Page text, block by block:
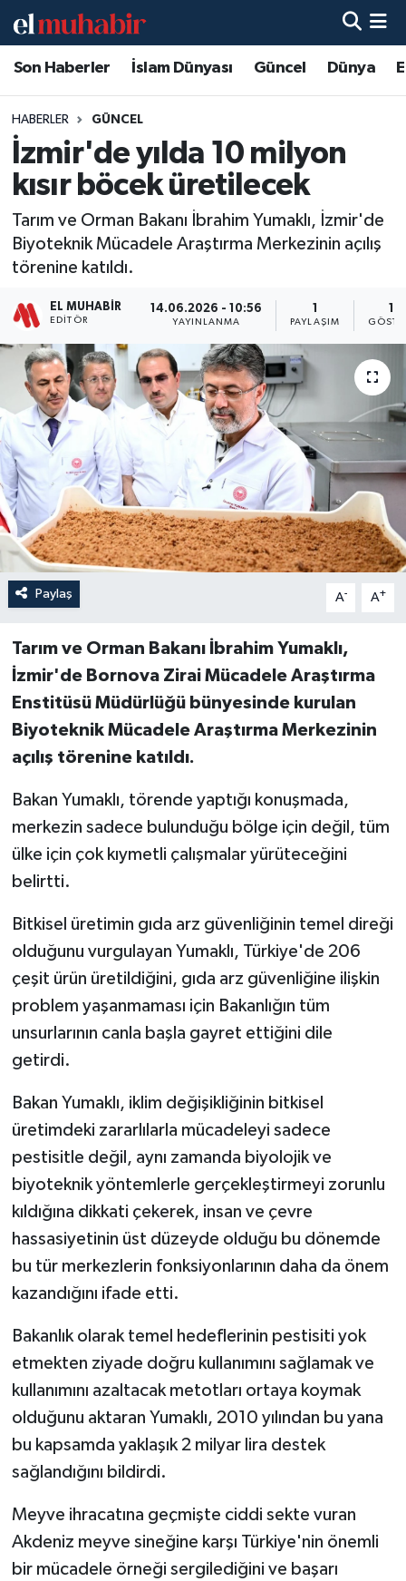
Son Haberler İslam Dünyası Güncel Dünya
HABERLER GÜNCEL
İzmir'de yılda 10 milyon
kısır böcek üretilecek
Tarım ve Orman Bakanı İbrahim Yumaklı, İzmir'de
Biyoteknik Mücadele Araştırma Merkezinin açılış
törenine katıldı.
EL MUHABIR
EDITÖR
14.06.2026 - 10:56
YAYINLANMA PAYLAŞIM
Paylaş A- A+
Tarım ve Orman Bakanı İbrahim Yumaklı,
İzmir'de Bornova Zirai Mücadele Araştırma
Enstitüsü Müdürlüğü bünyesinde kurulan
Biyoteknik Mücadele Araştırma Merkezinin
açılış törenine katıldı.
Bakan Yumaklı, törende yaptığı konuşmada,
merkezin sadece bulunduğu bölge için değil, tüm
ülke için çok kıymetli çalışmalar yürüteceğini
belirtti.
Bitkisel üretimin gıda arz güvenliğinin temel direği
olduğunu vurgulayan Yumaklı, Türkiye'de 206
çeşit ürün üretildiğini, gıda arz güvenliğine ilişkin
problem yaşanmaması için Bakanlığın tüm
unsurlarının canla başla gayret ettiğini dile
getirdi.
Bakan Yumaklı, iklim değişikliğinin bitkisel
üretimdeki zararlılarla mücadeleyi sadece
pestisitle değil, aynı zamanda biyolojik ve
biyoteknik yöntemlerle gerçekleştirmeyi zorunlu
kıldığına dikkati çekerek, insan ve çevre
hassasiyetinin üst düzeyde olduğu bu dönemde
bu tür merkezlerin fonksiyonlarının daha da önem
kazandığını ifade etti.
Bakanlık olarak temel hedeflerinin pestisiti yok
etmekten ziyade doğru kullanımını sağlamak ve
kullanımını azaltacak metotları ortaya koymak
olduğunu aktaran Yumaklı, 2010 yılından bu yana
bu kapsamda yaklaşık 2 milyar lira destek
sağlandığını bildirdi.
Meyve ihracatına geçmişte ciddi sekte vuran
Akdeniz meyve sineğine karşı Türkiye'nin önemli
bir mücadele örneği sergilediğini ve başarı
Hava Durumu
Trafik Durumu
Süper Lig Puan Durumu ve Fikstür
Son Dakika Haberleri
Haber Arşivi